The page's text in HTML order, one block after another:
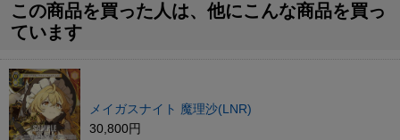
この商品を買った人は、他にこんな商品を買っ
ています
メイガスナイト 魔理沙(LNR)
30,800円